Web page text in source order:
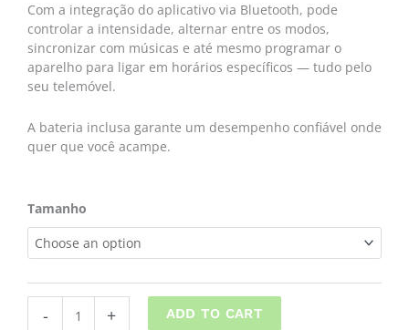
Com a integração do aplicativo via Bluetooth, pode
controlar a intensidade, alternar entre os modos,
sincronizar com músicas e até mesmo programar o
aparelho para ligar em horários específicos — tudo pelo
seu telemóvel.
A bateria inclusa garante um desempenho confiável onde
quer que você acampe.
Tamanho
-
KIT
de
Iluminação
LED
para
tenda
quantity
+ ADD TO CART